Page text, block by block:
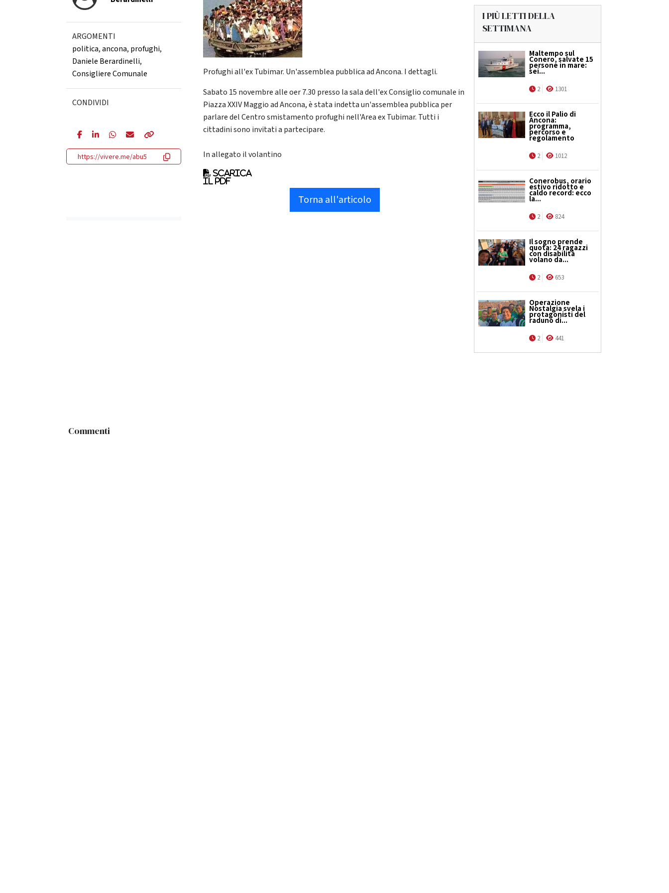
ARGOMENTI
politica,ancona, profughi,
Daniele Berardinelli,
Consigliere Comunale
CONDIVIDI
https://vivere.me/abu5
Profughi all'ex Tubimar. Un'assemblea pubblica ad Ancona. I dettagli.
Sabato 15 novembre alle oer 7.30 presso la sala dell'ex Consiglio comunale in
Piazza XXIV Maggio ad Ancona, è stata indetta un'assemblea pubblica per
parlare del Centro smistamento profughi nell'Area ex Tubimar. Tutti i
cittadini sono invitati a partecipare.
In allegato il volantino
Scarica
il pdf
Torna all'articolo
I PIÙ LETTI DELLA
SETTIMANA
Maltempo sul
Conero, salvate 15
persone in mare:
sei...
2 1301
Ecco il Palio di
Ancona:
programma,
percorso e
regolamento
2 1012
Conerobus, orario
estivo ridotto e
caldo record: ecco
la...
2 824
Il sogno prende
quota: 24 ragazzi
con disabilità
volano da...
2 653
Operazione
Nostalgia svela i
protagonisti del
raduno di...
2 441
Commenti